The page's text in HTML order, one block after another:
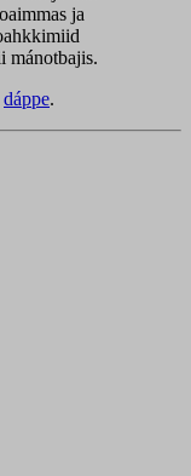
ja
mánotbajis.
dáppe.